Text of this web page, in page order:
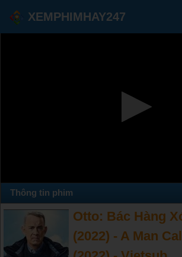
XEMPHIMHAY247
Thông tin phim
Otto: Bác Hàng
(2022) - A Man